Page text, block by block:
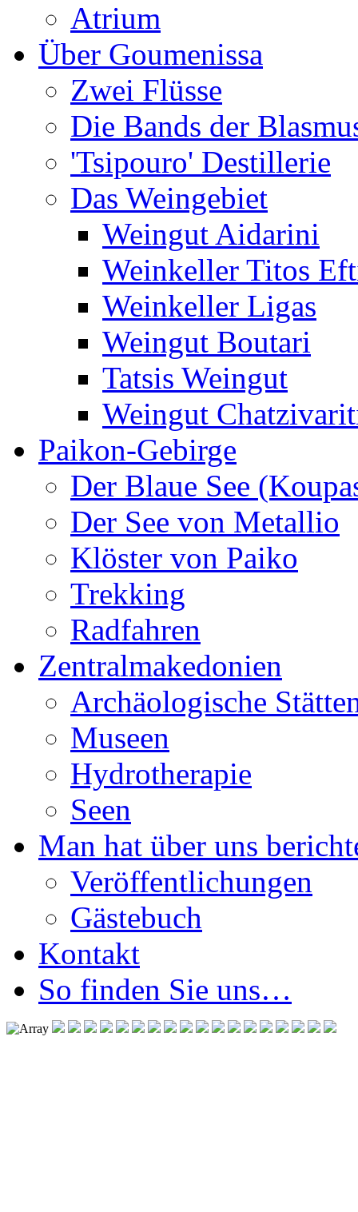
Atrium
Über Goumenissa
Zwei Flüsse
Die Bands der
'Tsipouro' Destillerie
Das Weingebiet
Weingut Aidarini
Weinkeller Titos
Weinkeller Ligas
Weingut Boutari
Tatsis Weingut
Weingut
Paikon-Gebirge
Der Blaue See
Der See von Metallio
Klöster von Paiko
Trekking
Radfahren
Zentralmakedonien
Archäologische
Museen
Hydrotherapie
Seen
Man hat über uns
Veröffentlichungen
Gästebuch
Kontakt
So finden Sie uns…